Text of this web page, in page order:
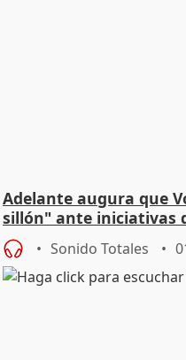
Adelante augura que
sillón" ante iniciativas
Sonido Totales